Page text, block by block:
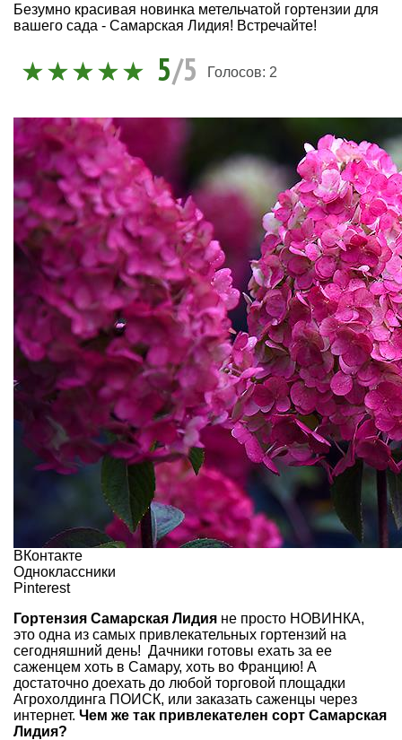
Безумно красивая новинка метельчатой гортензии для
вашего сада - Самарская Лидия! Встречайте!
5/5 Голосов: 2
ВКонтакте
Одноклассники
Pinterest
Гортензия Самарская Лидия не просто НОВИНКА,
это одна из самых привлекательных гортензий на
сегодняшний день! Дачники готовы ехать за ее
саженцем хоть в Самару, хоть во Францию! А
достаточно доехать до любой торговой площадки
Агрохолдинга ПОИСК, или заказать саженцы через
интернет. Чем же так привлекателен сорт Самарская
Лидия?